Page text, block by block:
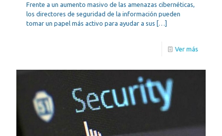
Frente a un aumento masivo de las amenazas cibernéticas,
los directores de seguridad de la información pueden
tomar un papel más activo para ayudar a sus […]
Ver más